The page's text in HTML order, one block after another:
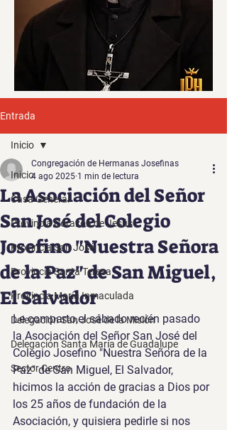
Entrada
Inicio
Casa General
Provincia Corazón de Jesús
Provincia San José
Provincia Santa Teresa
Provincia María Inmaculada
Delegación San José de la Misión
Delegación Santa María de Guadalupe
Sector Centro
Inicio
La Asociación del Señor
San José del Colegio
Josefino "Nuestra Señora
de la Paz" de San Miguel,
El Salvador
Congregación de Hermanas Josefinas
4 ago 2025 1 min de lectura
Le comparto,el sábado recién pasado
la Asociación del Señor San José del
Colegio Josefino "Nuestra Señora de la
Paz" de San Miguel, El Salvador,
hicimos la acción de gracias a Dios por
los 25 años de fundación de la
Asociación, y quisiera pedirle si nos